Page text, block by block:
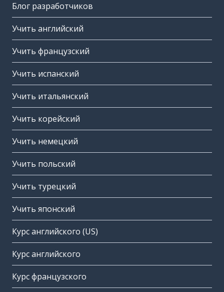
Блог разработчиков
Учить английский
Учить французский
Учить испанский
Учить итальянский
Учить корейский
Учить немецкий
Учить польский
Учить турецкий
Учить японский
Курс английского (US)
Курс английского
Курс французского